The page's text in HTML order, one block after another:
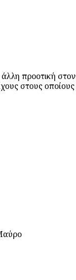
άλλη προοτική στον
στους οποίους